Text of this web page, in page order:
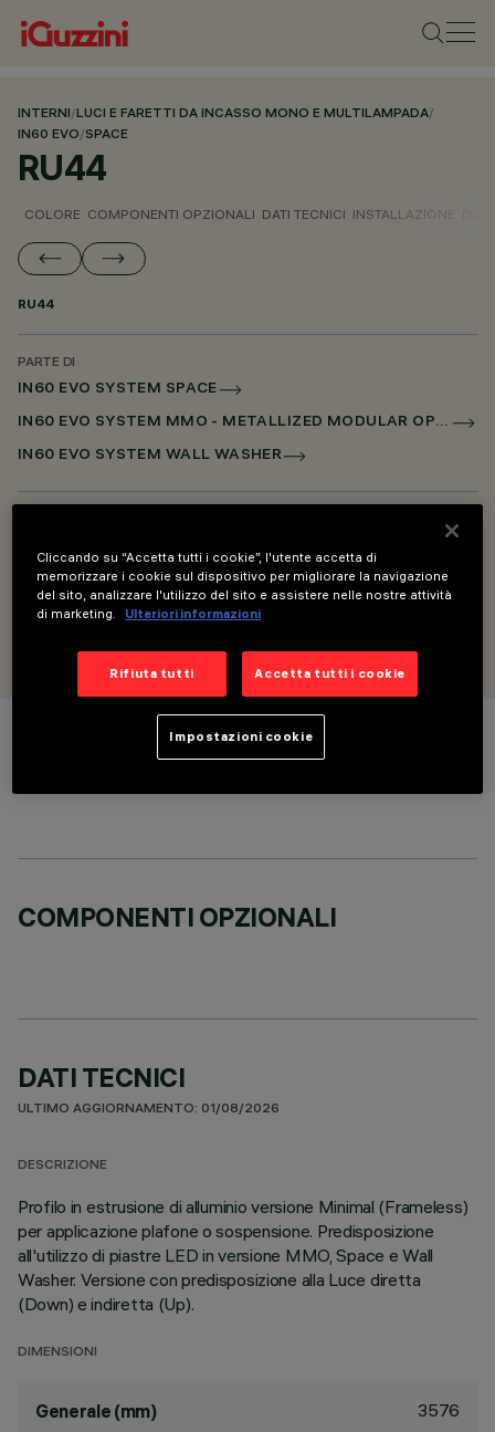
INTERNI/LUCI E FARETTI DA INCASSO MONO E MULTILAMPADA/
IN60 EVO/SPACE
RU44
COLORE COMPONENTI OPZIONALI DATI TECNICI INSTALLAZIONE
RU44
PARTE DI
IN60 EVO SYSTEM SPACE
IN60 EVO SYSTEM MMO - METALLIZED MODULAR OPTIC
IN60 EVO SYSTEM WALL WASHER
versioni MMO/Space/Wall Washer - L=3576
COMPONENTI OPZIONALI
DATI TECNICI
ULTIMO AGGIORNAMENTO: 01/08/2026
DESCRIZIONE
Profilo in estrusione di alluminio versione Minimal (Frameless)
per applicazione plafone o sospensione. Predisposizione
all'utilizzo di piastre LED in versione MMO, Space e Wall
Washer. Versione con predisposizione alla Luce diretta
(Down) e indiretta (Up).
DIMENSIONI
Generale (mm) 3576
Cliccando su “Accetta tutti i cookie”, l'utente accetta di
memorizzare i cookie sul dispositivo per migliorare la navigazione
del sito, analizzare l'utilizzo del sito e assistere nelle nostre attività
di marketing.
Ulteriori informazioni
Rifiuta tutti Accetta tutti i cookie
Impostazioni cookie